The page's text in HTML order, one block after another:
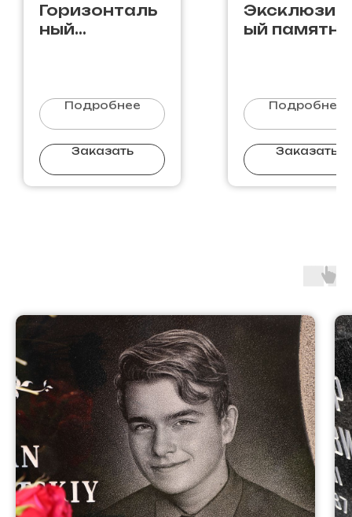
Горизонталь
ный
Подробнее
Заказать
ый
Подробнее
Заказать